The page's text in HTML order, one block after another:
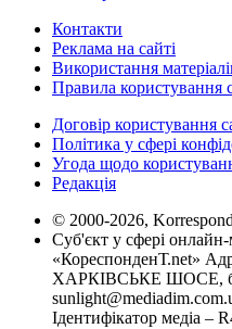
Контакти
Реклама на сайті
Використання
Правила користування
Договір користування
Політика у сфері
Угода щодо
Редакція
© 2000-2026,
Суб'єкт у сфері
«КореспонденТ.net»
ХАРКІВСЬКЕ ШОСЕ,
Ідентифікатор медіа –